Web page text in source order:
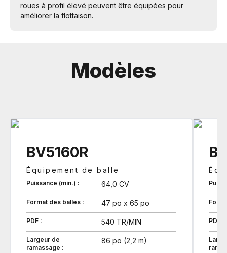
roues à profil élevé peuvent être équipées pour
améliorer la flottaison.
Modèles
BV5160R
Équipement de balle
Puissance (min.) : 64,0 CV
Format des balles : 47 po x 65 po
PDF : 540 TR/MIN
Largeur de
ramassage :
86 po (2,2 m)
PDF :